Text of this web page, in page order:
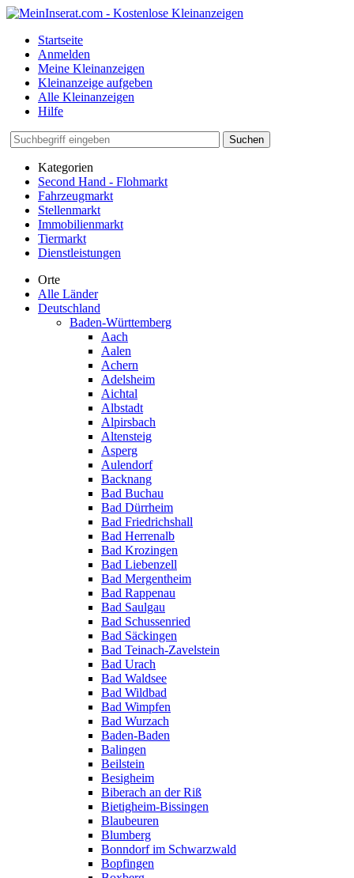
Startseite
Anmelden
Meine Kleinanzeigen
Kleinanzeige aufgeben
Alle Kleinanzeigen
Hilfe
Suchen
Kategorien
Second Hand - Flohmarkt
Fahrzeugmarkt
Stellenmarkt
Immobilienmarkt
Tiermarkt
Dienstleistungen
Orte
Alle Länder
Deutschland
Baden-Württemberg
Aach
Aalen
Achern
Adelsheim
Aichtal
Albstadt
Alpirsbach
Altensteig
Asperg
Aulendorf
Backnang
Bad Buchau
Bad Dürrheim
Bad Friedrichshall
Bad Herrenalb
Bad Krozingen
Bad Liebenzell
Bad Mergentheim
Bad Rappenau
Bad Saulgau
Bad Schussenried
Bad Säckingen
Bad Teinach-Zavelstein
Bad Urach
Bad Waldsee
Bad Wildbad
Bad Wimpfen
Bad Wurzach
Baden-Baden
Balingen
Beilstein
Besigheim
Biberach an der Riß
Bietigheim-Bissingen
Blaubeuren
Blumberg
Bonndorf im Schwarzwald
Bopfingen